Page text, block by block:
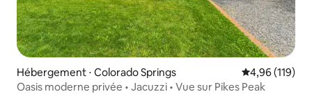
Hébergement ⋅ Colorado Springs Évaluation
4,96 (119)
Oasis moderne privée • Jacuzzi • Vue sur Pikes Peak